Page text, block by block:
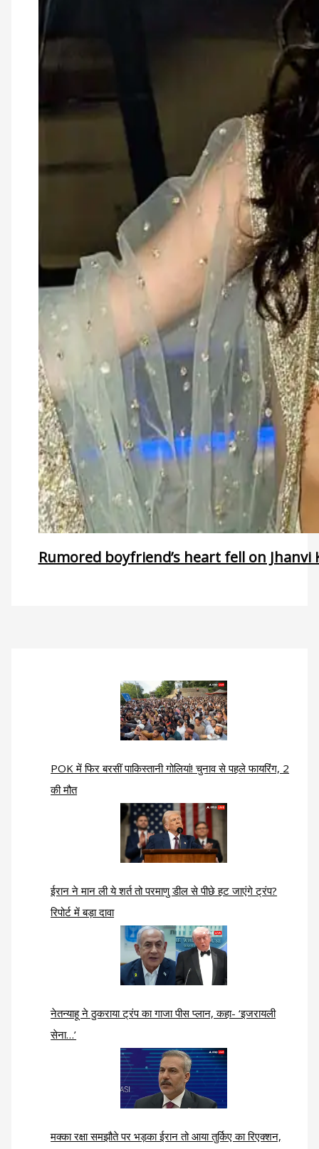
Rumored boyfriend’s heart fell on
POK में फिर बरसीं पाकिस्तानी गोलियां! चुनाव से पहले फायरिंग, 2
की मौत
ईरान ने मान ली ये शर्त तो परमाणु डील से पीछे हट जाएंगे ट्रंप?
रिपोर्ट में बड़ा दावा
नेतन्याहू ने ठुकराया ट्रंप का गाजा पीस प्लान, कहा- ‘इजरायली
सेना…’
मक्का रक्षा समझौते पर भड़का ईरान तो आया तुर्किए का रिएक्शन,